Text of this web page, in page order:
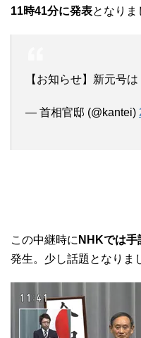
11時41分に発表となりま
【お知らせ】新元号
— 首相官邸 (@kantei)
この中継時に NHKでは手
発生。少し話題となりま